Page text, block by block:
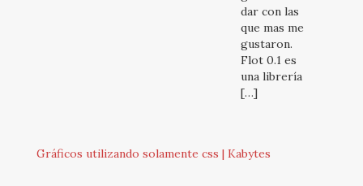
dar con las
que mas me
gustaron.
Flot 0.1 es
una librería
[…]
Gráficos utilizando solamente css | Kabytes